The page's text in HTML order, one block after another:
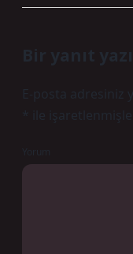
Bir yanıt yazın
E-posta adresiniz
ile